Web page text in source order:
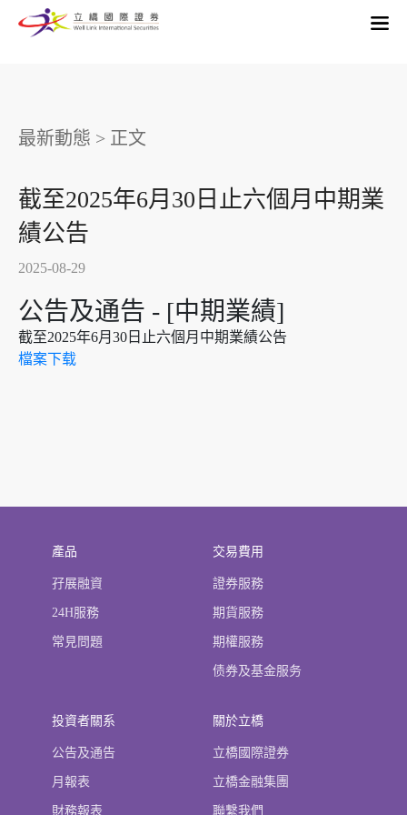
最新動態 > 正文
截至2025年6月30日止六個月中期業
績公告
2025-08-29
公告及通告 - [中期業績]
截至2025年6月30日止六個月中期業績公告
檔案下载
產品
孖展融資
24H服務
常見問題
交易費用
證券服務
期貨服務
期權服務
债券及基金服务
投資者關系
公告及通告
月報表
財務報表
關於立橋
立橋國際證券
立橋金融集團
聯繫我們